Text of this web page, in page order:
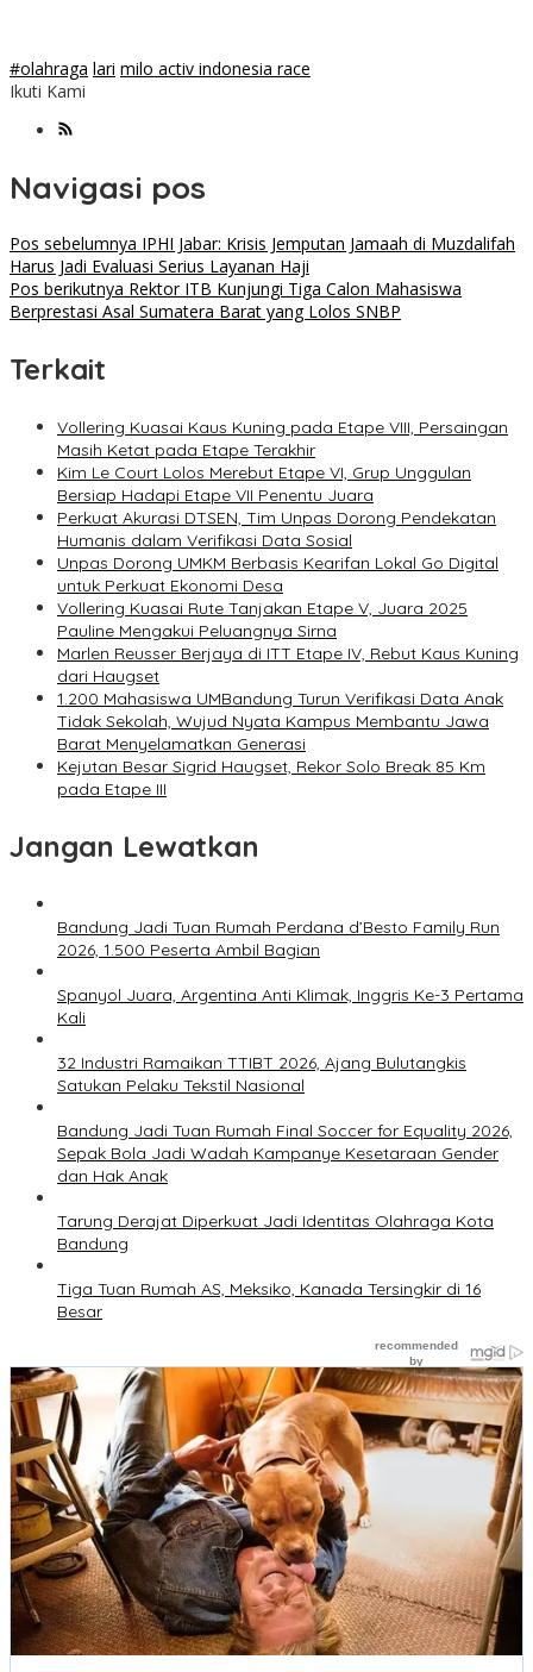
#olahraga lari milo activ indonesia race
Ikuti Kami
Navigasi pos
Pos sebelumnya IPHI Jabar: Krisis Jemputan Jamaah di Muzdalifah
Harus Jadi Evaluasi Serius Layanan Haji
Pos berikutnya Rektor ITB Kunjungi Tiga Calon Mahasiswa
Berprestasi Asal Sumatera Barat yang Lolos SNBP
Terkait
Vollering Kuasai Kaus Kuning pada Etape VIII, Persaingan
Masih Ketat pada Etape Terakhir
Kim Le Court Lolos Merebut Etape VI, Grup Unggulan
Bersiap Hadapi Etape VII Penentu Juara
Perkuat Akurasi DTSEN, Tim Unpas Dorong Pendekatan
Humanis dalam Verifikasi Data Sosial
Unpas Dorong UMKM Berbasis Kearifan Lokal Go Digital
untuk Perkuat Ekonomi Desa
Vollering Kuasai Rute Tanjakan Etape V, Juara 2025
Pauline Mengakui Peluangnya Sirna
Marlen Reusser Berjaya di ITT Etape IV, Rebut Kaus Kuning
dari Haugset
1.200 Mahasiswa UMBandung Turun Verifikasi Data Anak
Tidak Sekolah, Wujud Nyata Kampus Membantu Jawa
Barat Menyelamatkan Generasi
Kejutan Besar Sigrid Haugset, Rekor Solo Break 85 Km
pada Etape III
Jangan Lewatkan
Bandung Jadi Tuan Rumah Perdana d’Besto Family Run
2026, 1.500 Peserta Ambil Bagian
Spanyol Juara, Argentina Anti Klimak, Inggris Ke-3 Pertama
Kali
32 Industri Ramaikan TTIBT 2026, Ajang Bulutangkis
Satukan Pelaku Tekstil Nasional
Bandung Jadi Tuan Rumah Final Soccer for Equality 2026,
Sepak Bola Jadi Wadah Kampanye Kesetaraan Gender
dan Hak Anak
Tarung Derajat Diperkuat Jadi Identitas Olahraga Kota
Bandung
Tiga Tuan Rumah AS, Meksiko, Kanada Tersingkir di 16
Besar